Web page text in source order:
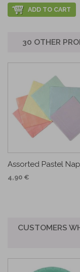
ADD TO CART
30 OTHER
Assorted Pastel
4,90 €
CUSTOMERS